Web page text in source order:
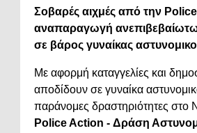
Σοβαρές αιχμές από την
αναπαραγωγή
σε βάρος γυναίκας
Με αφορμή καταγγελίες και
αποδίδουν σε γυναίκα
παράνομες δραστηριότητες στο
Police Action - Δράση